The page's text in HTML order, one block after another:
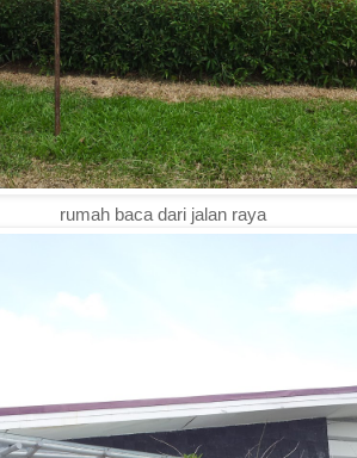
rumah baca dari jalan raya